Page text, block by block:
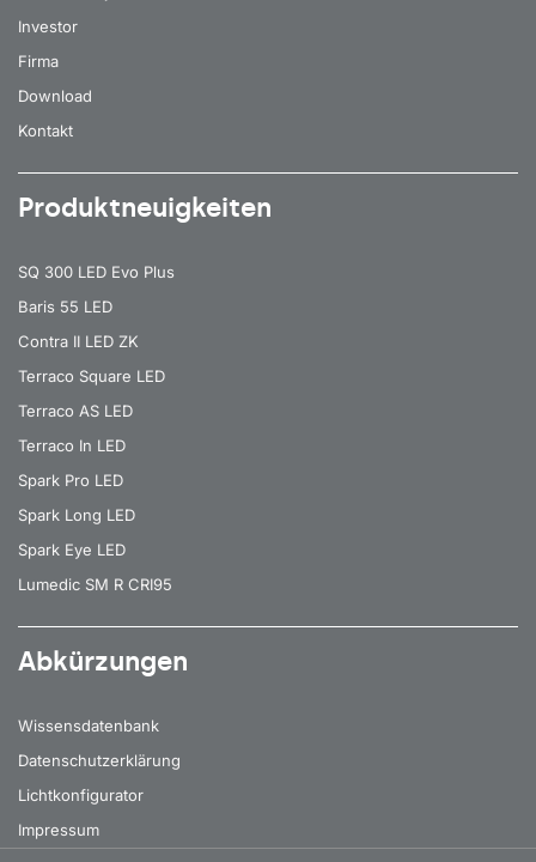
Investor
Firma
Download
Kontakt
Produktneuigkeiten
SQ 300 LED Evo Plus
Baris 55 LED
Contra II LED ZK
Terraco Square LED
Terraco AS LED
Terraco In LED
Spark Pro LED
Spark Long LED
Spark Eye LED
Lumedic SM R CRI95
Abkürzungen
Wissensdatenbank
Datenschutzerklärung
Lichtkonfigurator
Impressum